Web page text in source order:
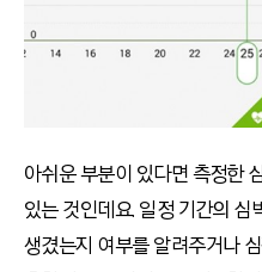
아쉬운 부분이 있다면 측정한
있는 것인데요. 일정 기간의 심
생겼는지 여부를 알려주거나